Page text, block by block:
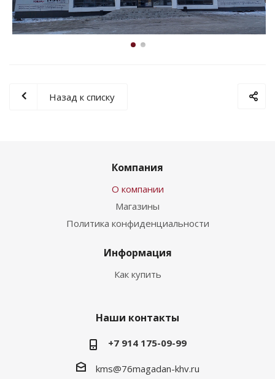
Назад к списку
Компания
О компании
Магазины
Политика конфиденциальности
Информация
Как купить
Наши контакты
+7 914 175-09-99‬
kms@76magadan-khv.ru